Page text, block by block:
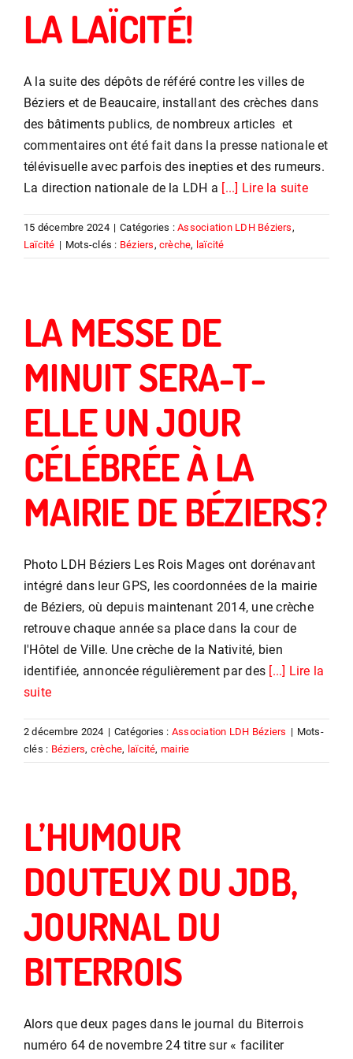
LA LAÏCITÉ!
A la suite des dépôts de référé contre les villes de
Béziers et de Beaucaire, installant des crèches dans
des bâtiments publics, de nombreux articles et
commentaires ont été fait dans la presse nationale et
télévisuelle avec parfois des inepties et des rumeurs.
La direction nationale de la LDH a [...] Lire la suite
15 décembre 2024 | Catégories :Association LDH Béziers,
Laïcité | Mots-clés : Béziers, crèche, laïcité
LA MESSE DE
MINUIT SERA-T-
ELLE UN JOUR
CÉLÉBRÉE À LA
MAIRIE DE BÉZIERS?
Photo LDH Béziers Les Rois Mages ont dorénavant
intégré dans leur GPS, les coordonnées de la mairie
de Béziers, où depuis maintenant 2014, une crèche
retrouve chaque année sa place dans la cour de
l'Hôtel de Ville. Une crèche de la Nativité, bien
identifiée, annoncée régulièrement par des [...] Lire la
suite
2 décembre 2024 | Catégories : Association LDH Béziers | Mots-
clés : Béziers, crèche, laïcité, mairie
L’HUMOUR
DOUTEUX DU JDB,
JOURNAL DU
BITERROIS
Alors que deux pages dans le journal du Biterrois
numéro 64 de novembre 24 titre sur « faciliter